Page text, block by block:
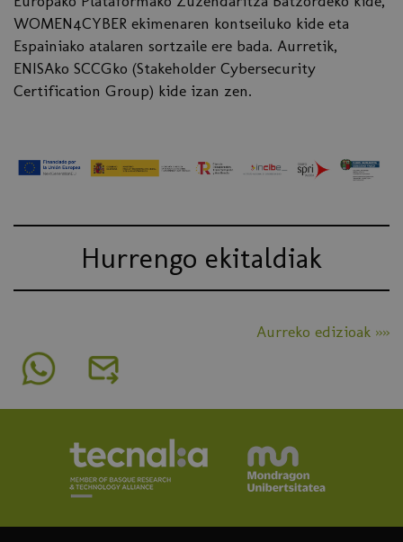
WOMEN4CYBER ekimenaren kontseiluko kide eta
Espainiako atalaren sortzaile ere bada. Aurretik,
ENISAko SCCGko (Stakeholder Cybersecurity
Certification Group) kide izan zen.
Hurrengo ekitaldiak
Aurreko edizioak »»